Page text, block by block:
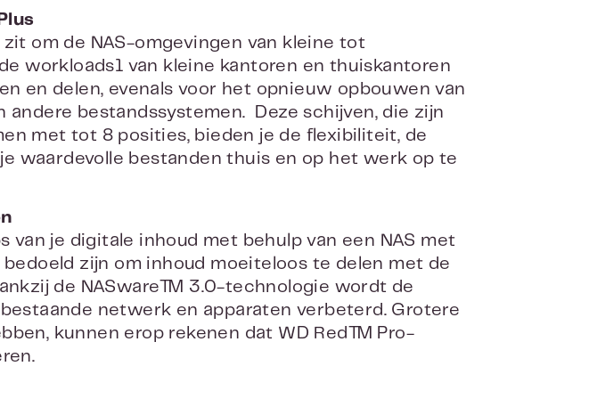
om de NAS-omgevingen van kleine tot
workloads1 van kleine kantoren en thuiskantoren
en delen, evenals voor het opnieuw opbouwen van
andere bestandssystemen. Deze schijven, die zijn
met tot 8 posities, bieden je de flexibiliteit, de
waardevolle bestanden thuis en op het werk op te
van je digitale inhoud met behulp van een NAS met
zijn om inhoud moeiteloos te delen met de
de NASware™ 3.0-technologie wordt de
netwerk en apparaten verbeterd. Grotere
kunnen erop rekenen dat WD Red™ Pro-